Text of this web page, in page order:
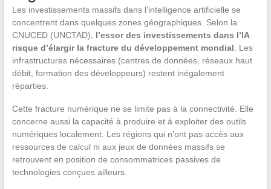
Les investissements massifs dans l’intelligence artificielle se
concentrent dans quelques zones géographiques. Selon la
CNUCED (UNCTAD), l’essor des investissements dans l’IA
risque d’élargir la fracture du développement mondial . Les
infrastructures nécessaires (centres de données, réseaux haut
débit, formation des développeurs) restent inégalement
réparties.
Cette fracture numérique ne se limite pas à la connectivité. Elle
concerne aussi la capacité à produire et à exploiter des outils
numériques localement. Les régions qui n’ont pas accès aux
ressources de calcul ni aux jeux de données massifs se
retrouvent en position de consommatrices passives de
technologies conçues ailleurs.